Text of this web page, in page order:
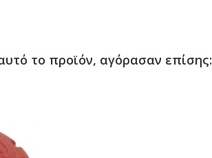
το προϊόν, αγόρασαν επίσης: